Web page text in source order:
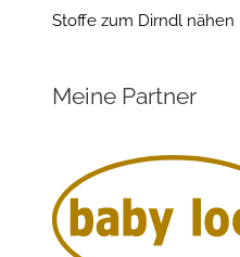
Stoffe zum Dirndl nähen
Meine Partner